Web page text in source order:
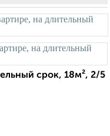
срок, 18м², 2/5